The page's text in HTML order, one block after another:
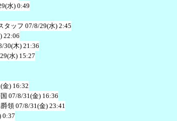
水) 0:49
タッフ 07/8/29(水) 2:45
22:06
30(木) 21:36
水) 15:27
金) 16:32
07/8/31(金) 16:36
領 07/8/31(金) 23:41
0:37